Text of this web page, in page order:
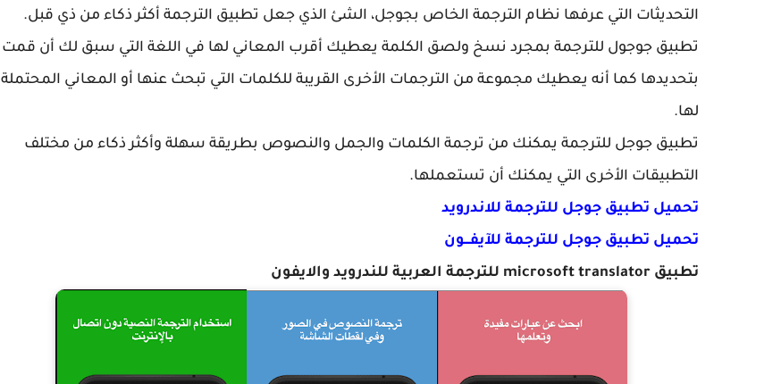
التحديثات التي عرفها نظام الترجمة الخاص بجوجل، الشئ الذي جعل تطبيق الترجمة أكثر ذكاء من ذي قبل.
تطبيق جوجول للترجمة بمجرد نسخ ولصق الكلمة يعطيك أقرب المعاني لها في اللغة التي سبق لك أن قمت
بتحديدها كما أنه يعطيك مجموعة من الترجمات الأخرى القريبة للكلمات التي تبحث عنها أو المعاني المحتملة
لها.
تطبيق جوجل للترجمة يمكنك من ترجمة الكلمات والجمل والنصوص بطريقة سهلة وأكثر ذكاء من مختلف
التطبيقات الأخرى التي يمكنك أن تستعملها.
تحميل تطبيق جوجل للترجمة للاندرويد
تحميل تطبيق جوجل للترجمة للآيفـــون
تطبيق microsoft translator للترجمة العربية للندرويد والايفون